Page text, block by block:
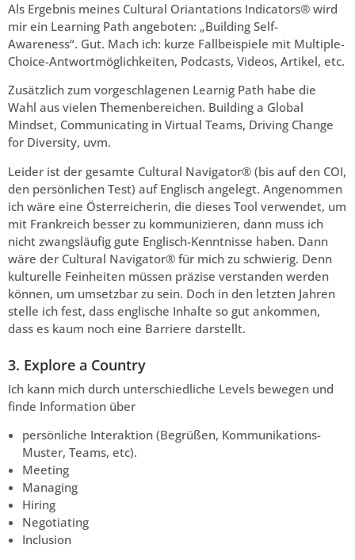
Als Ergebnis meines Cultural Oriantations Indicators® wird
mir ein Learning Path angeboten: „Building Self-
Awareness“. Gut. Mach ich: kurze Fallbeispiele mit Multiple-
Choice-Antwortmöglichkeiten, Podcasts, Videos, Artikel, etc.
Zusätzlich zum vorgeschlagenen Learnig Path habe die
Wahl aus vielen Themenbereichen. Building a Global
Mindset, Communicating in Virtual Teams, Driving Change
for Diversity, uvm.
Leider ist der gesamte Cultural Navigator® (bis auf den COI,
den persönlichen Test) auf Englisch angelegt. Angenommen
ich wäre eine Österreicherin, die dieses Tool verwendet, um
mit Frankreich besser zu kommunizieren, dann muss ich
nicht zwangsläufig gute Englisch-Kenntnisse haben. Dann
wäre der Cultural Navigator® für mich zu schwierig. Denn
kulturelle Feinheiten müssen präzise verstanden werden
können, um umsetzbar zu sein. Doch in den letzten Jahren
stelle ich fest, dass englische Inhalte so gut ankommen,
dass es kaum noch eine Barriere darstellt.
3. Explore a Country
Ich kann mich durch unterschiedliche Levels bewegen und
finde Information über
persönliche Interaktion (Begrüßen, Kommunikations-
Muster, Teams, etc).
Meeting
Managing
Hiring
Negotiating
Inclusion